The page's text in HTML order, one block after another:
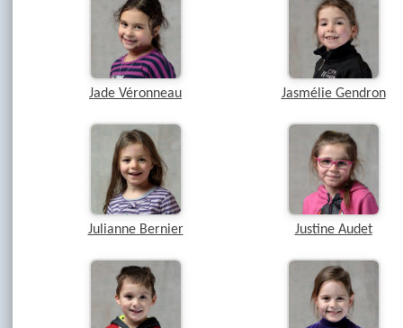
Jade Véronneau Jasmélie Gendron
Julianne Bernier Justine Audet